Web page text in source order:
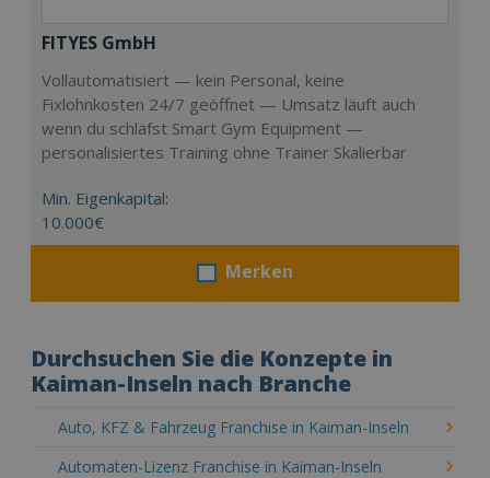
FITYES GmbH
Vollautomatisiert — kein Personal, keine
Fixlohnkosten 24/7 geöffnet — Umsatz läuft auch
wenn du schläfst Smart Gym Equipment —
personalisiertes Training ohne Trainer Skalierbar
Min. Eigenkapital:
10.000€
Merken
Durchsuchen Sie die Konzepte in
Kaiman-Inseln nach Branche
Auto, KFZ & Fahrzeug Franchise in Kaiman-Inseln
Automaten-Lizenz Franchise in Kaiman-Inseln